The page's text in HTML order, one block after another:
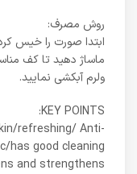
روش مصرف:
ابتدا صورت را خیس
ولرم آبکشی نمایید.
KEY POINTS:
refreshing/ Anti-
has good cleaning
and strengthens